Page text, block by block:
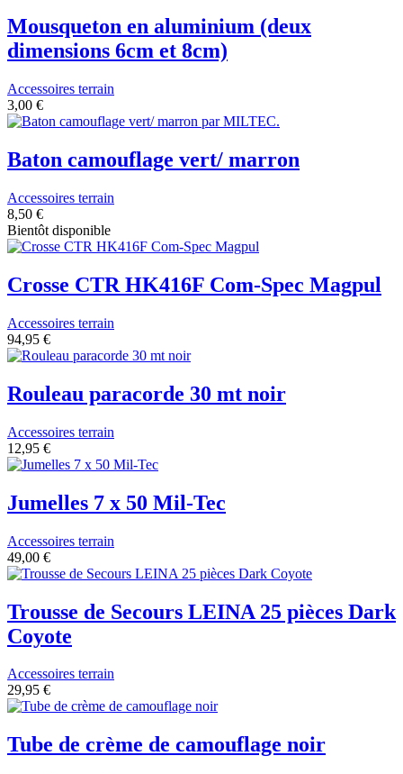
Mousqueton en aluminium (deux
dimensions 6cm et 8cm)
Accessoires terrain
3,00 €
Baton camouflage vert/ marron
Accessoires terrain
8,50 €
Bientôt disponible
Crosse CTR HK416F Com-Spec Magpul
Accessoires terrain
94,95 €
Rouleau paracorde 30 mt noir
Accessoires terrain
12,95 €
Jumelles 7 x 50 Mil-Tec
Accessoires terrain
49,00 €
Trousse de Secours LEINA 25 pièces Dark
Coyote
Accessoires terrain
29,95 €
Tube de crème de camouflage noir